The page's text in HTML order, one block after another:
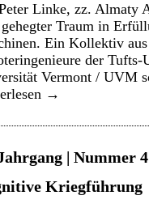
Linke, zz. Almaty
Traum in
Ein Kollektiv
der Tufts-
Vermont / UVM
→
| Nummer
Kriegführung